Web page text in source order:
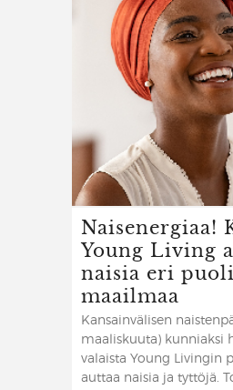
Naisenergiaa!
Young Living
naisia eri
maailmaa
Kansainvälisen
maaliskuuta) kunniaksi
valaista Young Livingin
auttaa naisia ja tyttöjä.